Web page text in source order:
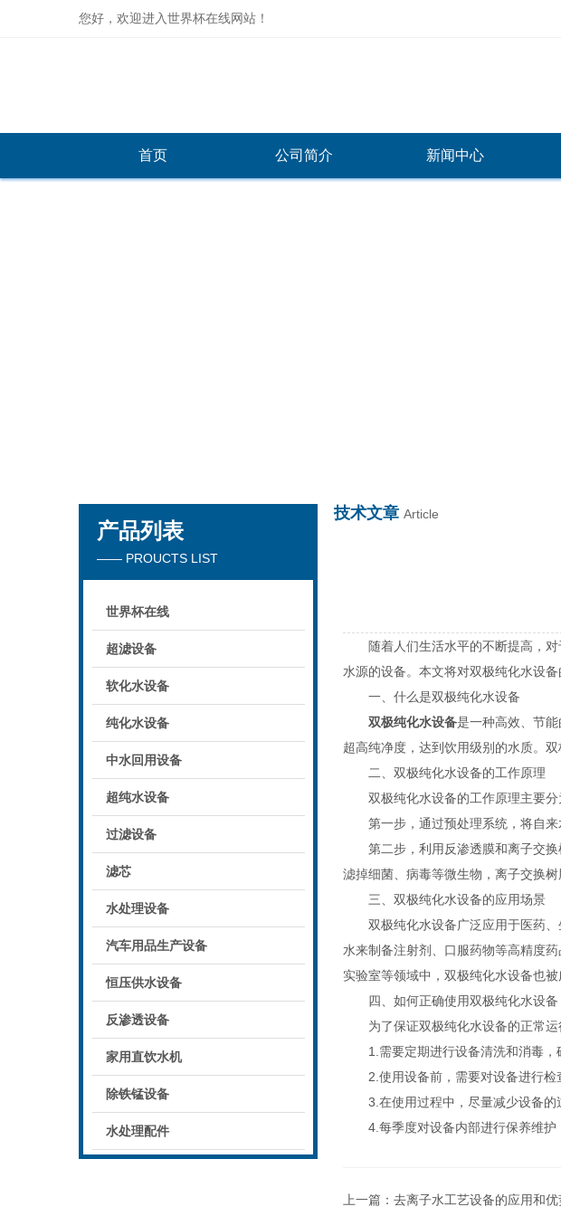
您好，欢迎进入世界杯在线网站！
首页 公司简介 新闻中心
产品列表
—— PROUCTS LIST
世界杯在线
超滤设备
软化水设备
纯化水设备
中水回用设备
超纯水设备
过滤设备
滤芯
水处理设备
汽车用品生产设备
恒压供水设备
反渗透设备
家用直饮水机
除铁锰设备
水处理配件
技术文章 Article
随着人们生活水平的不断提高，对
水源的设备。本文将对双极纯化水设
一、什么是双极纯化水设备
双极纯化水设备是一种高效、节
超高纯净度，达到饮用级别的水质。
二、双极纯化水设备的工作原理
双极纯化水设备的工作原理主要分
第一步，通过预处理系统，将自来
第二步，利用反渗透膜和离子交换
滤掉细菌、病毒等微生物，离子交换
三、双极纯化水设备的应用场景
双极纯化水设备广泛应用于医药、
水来制备注射剂、口服药物等高精度
实验室等领域中，双极纯化水设备也
四、如何正确使用双极纯化水设备
为了保证双极纯化水设备的正常运
1.需要定期进行设备清洗和消毒，
2.使用设备前，需要对设备进行检
3.在使用过程中，尽量减少设备的
4.每季度对设备内部进行保养维护
上一篇： 去离子水工艺设备的应用和优